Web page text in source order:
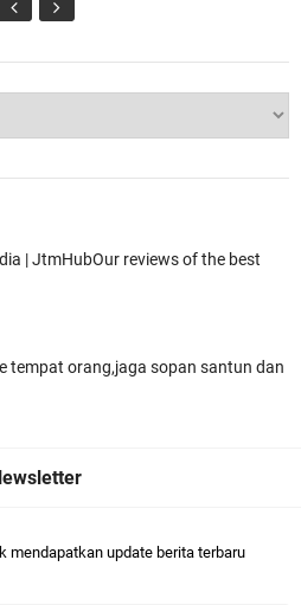
Diganti ,AKP Imran
| JtmHubOur reviews of the best
tempat orang,jaga sopan santun dan
mendapatkan update berita terbaru